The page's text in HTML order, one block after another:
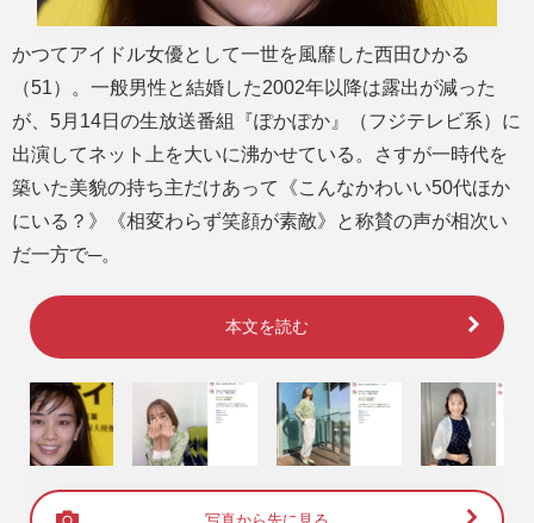
かつてアイドル女優として一世を風靡した西田ひかる
（51）。一般男性と結婚した2002年以降は露出が減った
が、5月14日の生放送番組『ぽかぽか』（フジテレビ系）に
出演してネット上を大いに沸かせている。さすが一時代を
築いた美貌の持ち主だけあって《こんなかわいい50代ほか
にいる？》《相変わらず笑顔が素敵》と称賛の声が相次い
だ一方で─。
本文を読む